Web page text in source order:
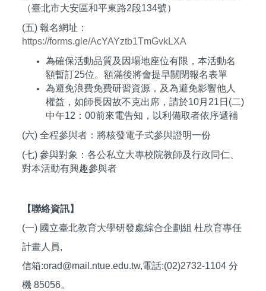
（臺北市大安區和平東路2段134號）
(五) 報名網址：
https://forms.gle/AcYAYztb1TmGvkLXA
為確保活動品質及因場地座位有限，本活動名
額暫訂25位。額滿後將會提早關閉報名表單
為避免浪費免費研習資源，及為避免影響他人
權益，如師長因故不克出席，請於10月21日(二)
中午12：00前來電告知，以利備取者依序遞補
(六) 全程參與者：將核發電子式參與證明一份
(七) 參與對象：各公私立大專校院教師及行政同仁、
對本活動有興趣參與者
【聯絡資訊】
(一) 國立臺北教育大學研發處綜合企劃組 杜欣育專任
計畫人員,
信箱:orad@mail.ntue.edu.tw,電話:(02)2732-1104 分
機 85056。